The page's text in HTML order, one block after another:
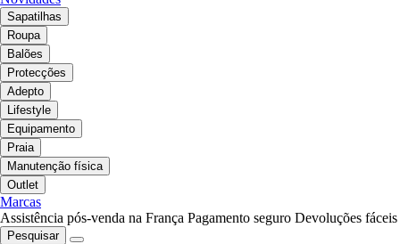
Sapatilhas
Roupa
Balões
Protecções
Adepto
Lifestyle
Equipamento
Praia
Manutenção física
Outlet
Marcas
Assistência pós-venda na França Pagamento seguro Devoluções fáceis
Pesquisar